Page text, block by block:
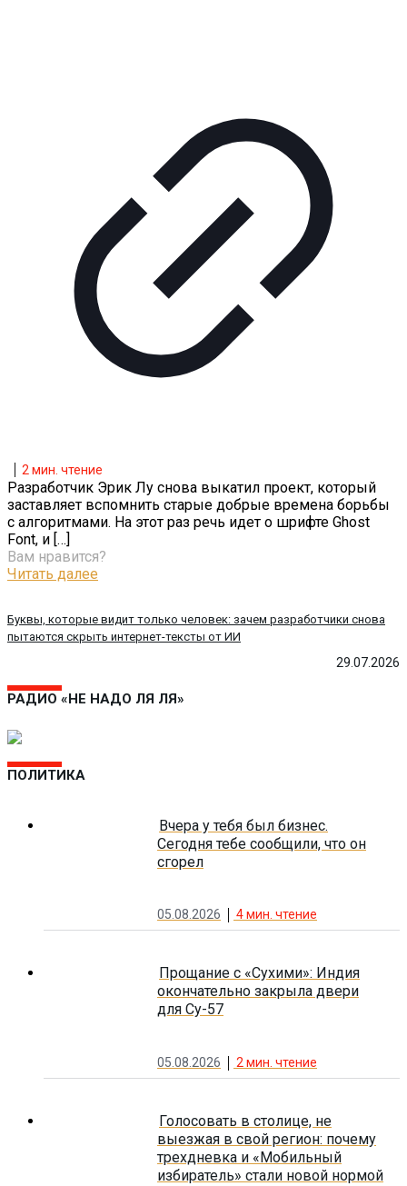
29.07.2026
Буквы, которые видит только человек: зачем разработчики снова
пытаются скрыть интернет-тексты от ИИ
2мин. чтение
Разработчик Эрик Лу снова выкатил проект, который
заставляет вспомнить старые добрые времена борьбы
с алгоритмами. На этот раз речь идет о шрифте Ghost
Font, и […]
Вам нравится?
Читать далее
РАДИО «НЕ НАДО ЛЯ ЛЯ»
ПОЛИТИКА
Вчера у тебя был бизнес.
Сегодня тебе сообщили, что он
сгорел
05.08.2026 4мин. чтение
Прощание с «Сухими»: Индия
окончательно закрыла двери
для Су-57
05.08.2026 2 мин. чтение
Голосовать в столице, не
выезжая в свой регион: почему
трехдневка и «Мобильный
избиратель» стали новой нормой